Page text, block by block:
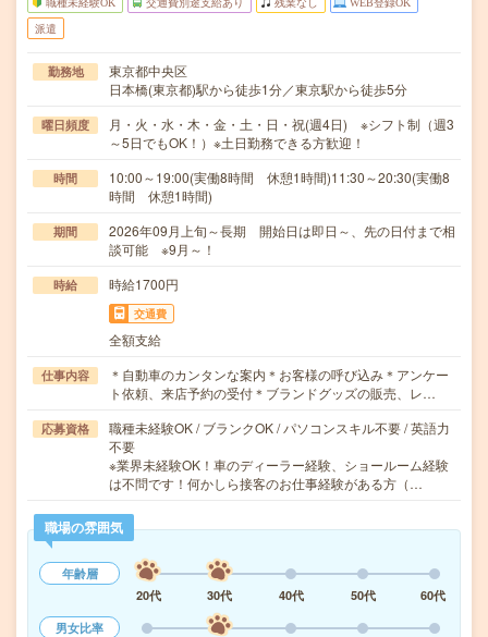
職種未経験OK 交通費別途支給あり 残業なし WEB登録OK
派遣
勤務地
東京都中央区
日本橋(東京都)駅から徒歩1分／東京駅から徒歩5分
曜日頻度
月・火・水・木・金・土・日・祝(週4日) ※シフト制（週3
～5日でもOK！）※土日勤務できる方歓迎！
時間
10:00～19:00(実働8時間 休憩1時間)11:30～20:30(実働8
時間 休憩1時間)
期間
2026年09月上旬～長期 開始日は即日～、先の日付まで相
談可能 ※9月～！
時給 時給1700円
交通費
全額支給
仕事内容
＊自動車のカンタンな案内＊お客様の呼び込み＊アンケー
ト依頼、来店予約の受付＊ブランドグッズの販売、レ…
応募資格
職種未経験OK / ブランクOK / パソコンスキル不要 / 英語力
不要
※業界未経験OK！車のディーラー経験、ショールーム経験
は不問です！何かしら接客のお仕事経験がある方（…
職場の雰囲気
年齢層
20代
30代 40代 50代
60代
男女比率